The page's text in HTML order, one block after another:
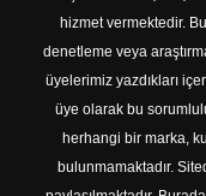
hizmet vermektedir.
denetleme veya
üyelerimiz yazdıkları
üye olarak bu
herhangi bir marka,
bulunmamaktadır.